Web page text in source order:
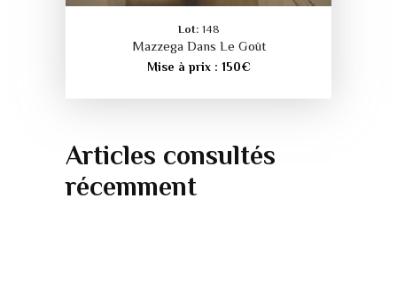
Lot: 148
Mazzega Dans Le Goût
Mise à prix : 150€
Articles consultés
récemment